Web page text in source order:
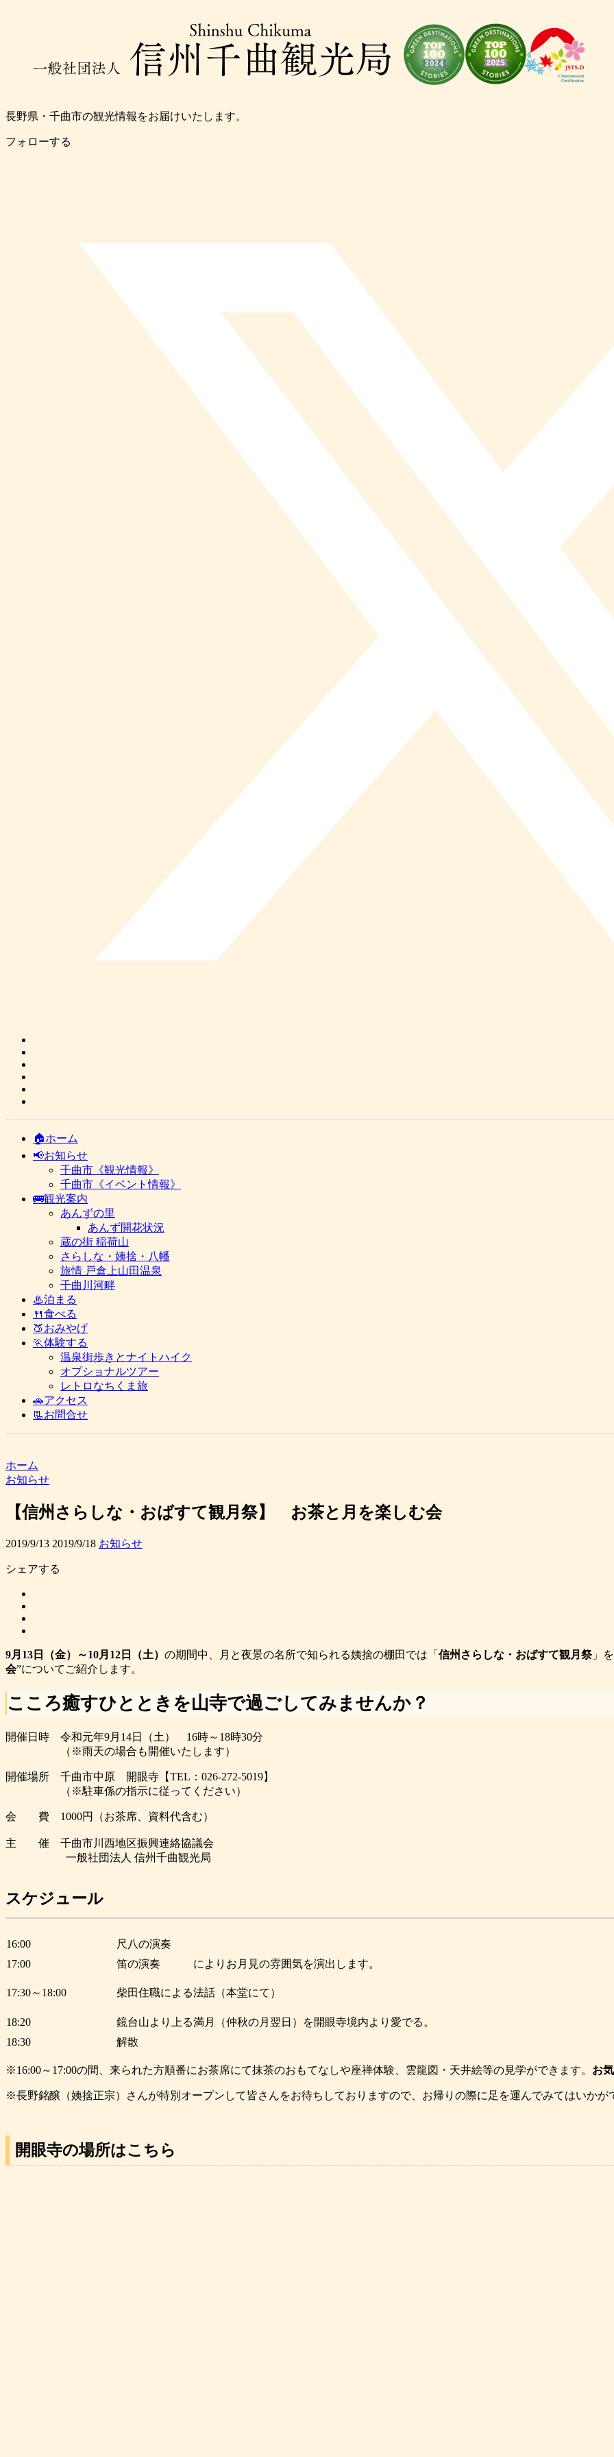
長野県・千曲市の観光情報をお届けいたします。
フォローする
🏠ホーム
📢お知らせ
千曲市《観光情報》
千曲市《イベント情報》
🚌観光案内
あんずの里
あんず開花状況
蔵の街 稲荷山
さらしな・姨捨・八幡
旅情 戸倉上山田温泉
千曲川河畔
♨泊まる
🍴食べる
🍑おみやげ
🏃体験する
温泉街歩きとナイトハイク
オプショナルツアー
レトロなちくま旅
🚗アクセス
📃お問合せ
ホーム
お知らせ
【信州さらしな・おばすて観月祭】 お茶と月を楽しむ会
2019/9/13 2019/9/18 お知らせ
シェアする
9月13日（金）～10月12日（土） の期間中、月と夜景の名所で知られる姨捨の棚田では「 信州さらしな・おばすて観月祭」
会”についてご紹介します。
こころ癒すひとときを山寺で過ごしてみませんか？
開催日時 令和元年9月14日（土） 16時～18時30分
（※雨天の場合も開催いたします）
開催場所 千曲市中原 開眼寺【TEL：026-272-5019】
（※駐車係の指示に従ってください）
会 費 1000円（お茶席、資料代含む）
主 催 千曲市川西地区振興連絡協議会
一般社団法人 信州千曲観光局
スケジュール
16:00
尺八の演奏
17:00
笛の演奏 によりお月見の雰囲気を演出します。
17:30～18:00 柴田住職による法話（本堂にて）
18:20
鏡台山より上る満月（仲秋の月翌日）を開眼寺境内より愛でる。
18:30
解散
※16:00～17:00の間、来られた方順番にお茶席にて抹茶のおもてなしや座禅体験、雲龍図・天井絵等の見学ができます。 お
※長野銘醸（姨捨正宗）さんが特別オープンして皆さんをお待ちしておりますので、お帰りの際に足を運んでみてはいかが
開眼寺の場所はこちら